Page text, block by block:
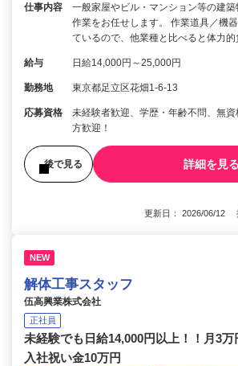
仕事内容
一般家屋やビル・マンション等の建
作業をお任せします。 作業道具／機
ているので、他業種と比べると体力的
給与 日給14,000円～25,000円
勤務地 東京都足立区花畑1-6-13
応募資格
未経験者歓迎、学歴・年齢不問、無
方歓迎！
後で見る 詳細を見る
更新日： 2026/06/12
NEW
解体工事スタッフ
伍高興業株式会社
正社員
未経験でも日給14,000円以上！！月3
入社祝い金10万円